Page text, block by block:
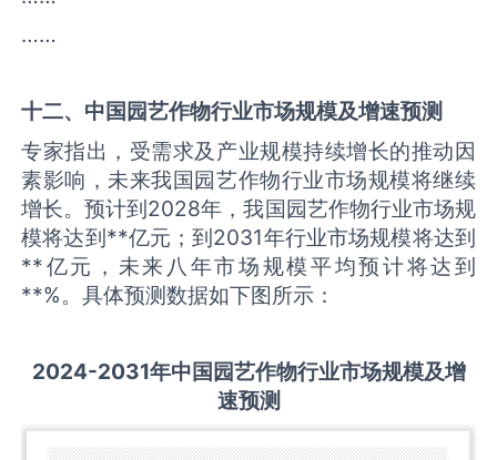
……
十二、中国园艺作物行业市场规模及增速预测
专家指出，受需求及产业规模持续增长的推动因
素影响，未来我国园艺作物行业市场规模将继续
增长。预计到2028年，我国园艺作物行业市场规
模将达到**亿元；到2031年行业市场规模将达到
**亿元，未来八年市场规模平均预计将达到
**%。具体预测数据如下图所示：
2024-2031年中国园艺作物行业市场规模及增
速预测